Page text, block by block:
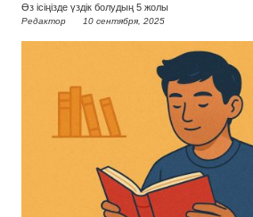
Өз ісіңізде үздік болудың 5 жолы
Редактор 10 сентября, 2025